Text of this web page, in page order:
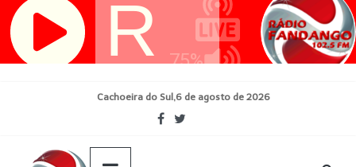
Pular
para
Cachoeira do Sul,6 de agosto de 2026